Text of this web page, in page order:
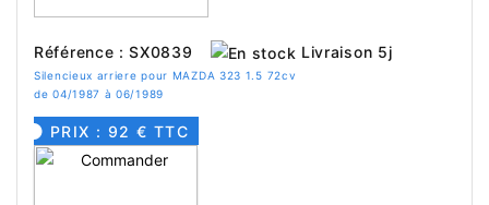
Référence : SX0839 Livraison 5j
Silencieux arriere pour MAZDA 323 1.5 72cv
de 04/1987 à 06/1989
PRIX : 92 € TTC